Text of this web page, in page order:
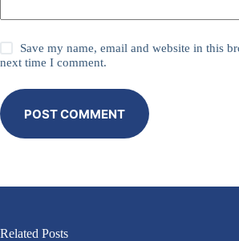
Save my name, email and website in this
next time I comment.
POST COMMENT
Related Posts